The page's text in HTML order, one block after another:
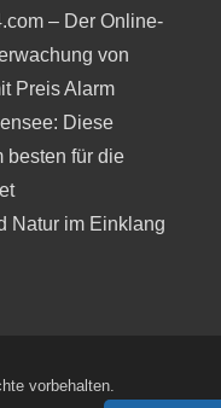
– Der Online-
von
Preis Alarm
Diese
besten für die
Natur im Einklang
vorbehalten.